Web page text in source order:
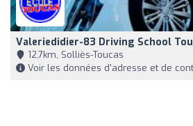
Valeriedidier-83 Driving School
12,7km, Solliès-Toucas
Voir les données d'adresse et de